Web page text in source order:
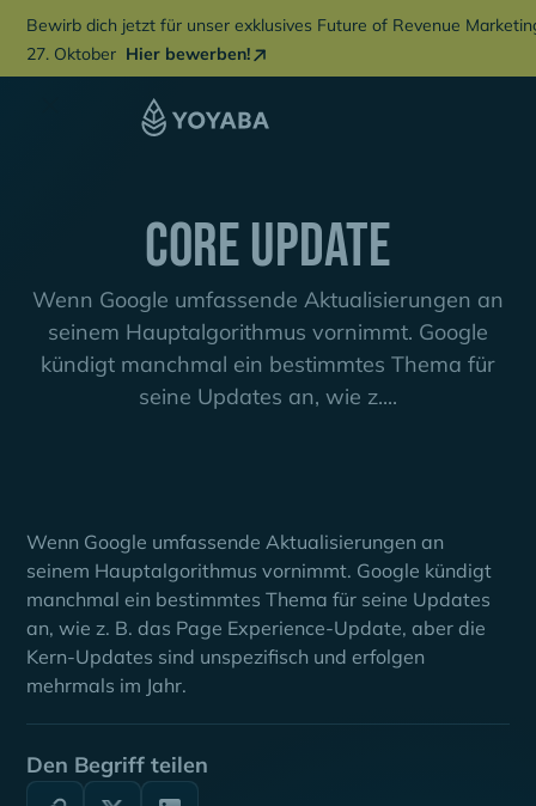
Bewirb dich jetzt für unser exklusives Future of Revenue
27. Oktober Hier bewerben!
Core Update
Wenn Google umfassende Aktualisierungen an
seinem Hauptalgorithmus vornimmt. Google
kündigt manchmal ein bestimmtes Thema für
seine Updates an, wie z....
Den Begriff teilen
Wenn Google umfassende Aktualisierungen an
seinem Hauptalgorithmus vornimmt. Google kündigt
manchmal ein bestimmtes Thema für seine Updates
an, wie z. B. das Page Experience-Update, aber die
Kern-Updates sind unspezifisch und erfolgen
mehrmals im Jahr.